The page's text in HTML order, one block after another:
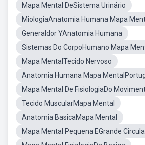
Mapa Mental DeSistema Urinário
MiologiaAnatomia Humana Mapa
Generaldor YAnatomia Humana
Sistemas Do CorpoHumano Mapa
Mapa MentalTecido Nervoso
Anatomia Humana Mapa
Mapa Mental De FisiologiaDo
Tecido MuscularMapa Mental
Anatomia BasicaMapa Mental
Mapa Mental Pequena EGrande